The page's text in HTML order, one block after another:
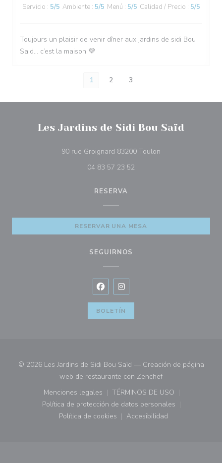
Servicio : 5/5 Ambiente : 5/5 Menú : 5/5 Calidad / Precio : 5/5
Toujours un plaisir de venir dîner aux jardins de sidi Bou
Said… c’est la maison 💜
1 2 3
Les Jardins de Sidi Bou Saïd
90 rue Groignard 83200 Toulon
04 83 57 23 52
RESERVA
RESERVAR UNA MESA
SEGUIRNOS
Facebook ((abre en una nueva
Instagram ((abre en una
BOLETÍN
© 2026 Les Jardins de Sidi Bou Saïd — Creación de página
web de restaurante con Zenchef((abre en una
Menciones legales
((abre en una nueva ventana))
TÉRMINOS DE USO
((abre en una nueva
Política de protección de datos personales
((abre en una nueva ventana))
Política de cookies
((abre en una nueva ventana))
Accesibilidad
((abre en una nueva